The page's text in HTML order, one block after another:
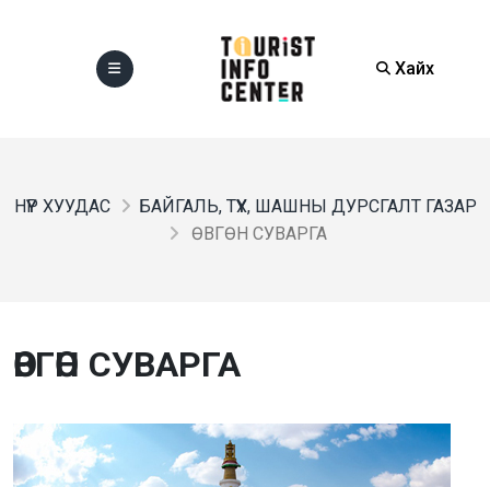
Хайх
НҮҮР ХУУДАС
БАЙГАЛЬ, ТҮҮХ, ШАШНЫ ДУРСГАЛТ ГАЗАР
ӨВГӨН СУВАРГА
ӨВГӨН СУВАРГА